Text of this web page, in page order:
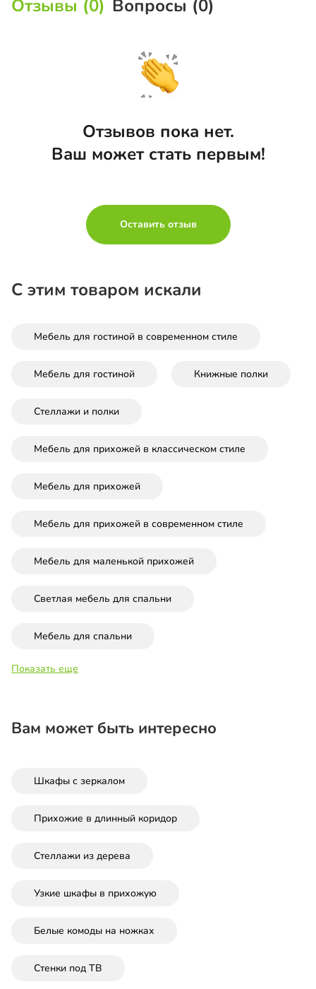
Отзывы (0) Вопросы (0)
Отзывов пока нет.
Ваш может стать первым!
Оставить отзыв
С этим товаром искали
Мебель для гостиной в современном стиле
Мебель для гостиной Книжные полки
Стеллажи и полки
Мебель для прихожей в классическом стиле
Мебель для прихожей
Мебель для прихожей в современном стиле
Мебель для маленькой прихожей
Светлая мебель для спальни
Мебель для спальни
Показать еще
Вам может быть интересно
Шкафы с зеркалом
Прихожие в длинный коридор
Стеллажи из дерева
Узкие шкафы в прихожую
Белые комоды на ножках
Стенки под ТВ